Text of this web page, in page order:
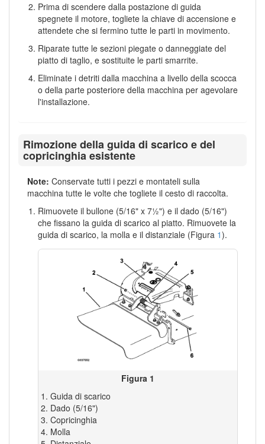
Prima di scendere dalla postazione di guida
spegnete il motore, togliete la chiave di accensione e
attendete che si fermino tutte le parti in movimento.
Riparate tutte le sezioni piegate o danneggiate del
piatto di taglio, e sostituite le parti smarrite.
Eliminate i detriti dalla macchina a livello della scocca
o della parte posteriore della macchina per agevolare
l'installazione.
Rimozione della guida di scarico e del
copricinghia esistente
Note: Conservate tutti i pezzi e montateli sulla
macchina tutte le volte che togliete il cesto di raccolta.
Rimuovete il bullone (5/16" x 7½") e il dado (5/16")
che fissano la guida di scarico al piatto. Rimuovete la
guida di scarico, la molla e il distanziale (Figura 1).
Figura 1
Guida di scarico
Dado (5/16")
Copricinghia
Molla